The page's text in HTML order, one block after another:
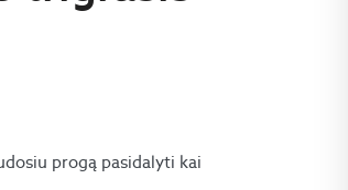
progą pasidalyti kai